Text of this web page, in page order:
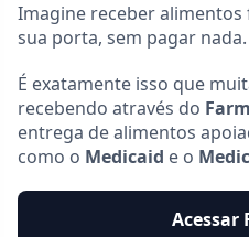
Imagine receber
sua porta, sem pagar nada.
É exatamente isso que
recebendo através do
entrega de alimentos
como o Medicaid e o
Acessar